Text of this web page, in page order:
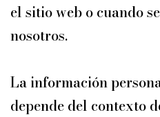
el sitio web o cuando
nosotros.
La información
depende del contexto